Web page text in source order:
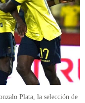
Plata, la selección de